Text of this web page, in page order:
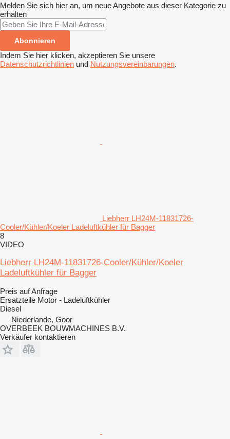
Melden Sie sich hier an, um neue Angebote aus dieser Kategorie zu
erhalten
Abonnieren
Indem Sie hier klicken, akzeptieren Sie unsere
Datenschutzrichtlinien und Nutzungsvereinbarungen.
Liebherr LH24M-11831726-
Cooler/Kühler/Koeler Ladeluftkühler für Bagger
8
VIDEO
Liebherr LH24M-11831726-Cooler/Kühler/Koeler
Ladeluftkühler für Bagger
Preis auf Anfrage
Ersatzteile Motor - Ladeluftkühler
Diesel
Niederlande, Goor
OVERBEEK BOUWMACHINES B.V.
Verkäufer kontaktieren